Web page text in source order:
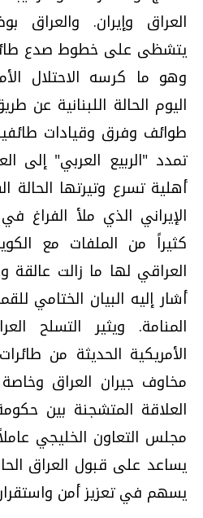
العراق وإيران. والعراق
يتشظى على خطوط صدع
وهو ما كرسه الاحتلال
اليوم الحالة اللبنانية عن
طوائف وفرق وقيادات
تمدد "الربيع العربي" إلى
أهلية تسرع وتيرتها الحالة
الإيراني الذي ملأ الفراغ
كثيراً من الملفات مع
العراقي لها ما زالت
أشار إليه البيان الختامي
المنامة. ويثير التسلح
مخاوف جيران العراق
العلاقة المتشجنة بين
مجلس التعاون الخليجي
يساعد على قبول العراق
يسهم في تعزيز أمن